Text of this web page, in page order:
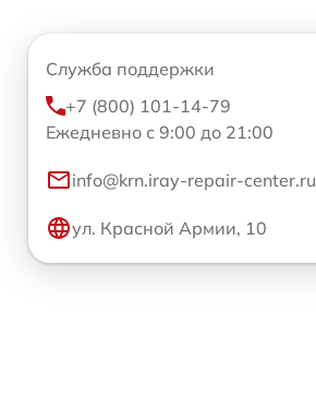
Служба поддержки
+7 (800) 101-14-79
Ежедневно с 9:00 до 21:00
info@krn.iray-repair-center.ru
ул. Красной Армии, 10